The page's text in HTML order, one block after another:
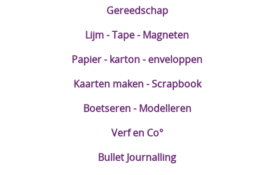
Gereedschap
Lijm - Tape - Magneten
Papier - karton - enveloppen
Kaarten maken - Scrapbook
Boetseren - Modelleren
Verf en Co°
Bullet Journalling